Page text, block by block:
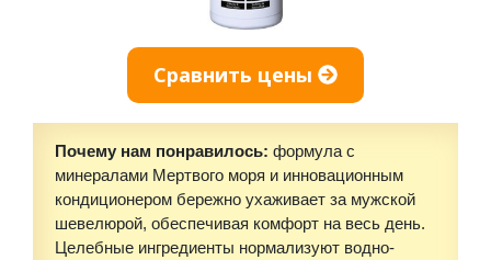
Сравнить цены
Почему нам понравилось: формула с
минералами Мертвого моря и инновационным
кондиционером бережно ухаживает за мужской
шевелюрой, обеспечивая комфорт на весь день.
Целебные ингредиенты нормализуют водно-